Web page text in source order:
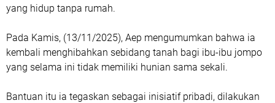
yang hidup tanpa rumah.
Pada Kamis, (13/11/2025), Aep mengumumkan bahwa ia
kembali menghibahkan sebidang tanah bagi ibu-ibu jompo
yang selama ini tidak memiliki hunian sama sekali.
Bantuan itu ia tegaskan sebagai inisiatif pribadi, dilakukan